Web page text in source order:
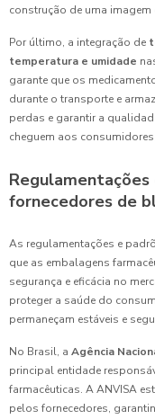
construção de uma
Por último, a integração de
temperatura e umidade
garante que os
durante o transporte e
perdas e garantir a
cheguem aos consumidores.
fornecedores de
As regulamentações e
que as embalagens
segurança e eficácia no
proteger a saúde do
permaneçam estáveis e
No Brasil, a Agência
principal entidade
farmacêuticas. A ANVISA
pelos fornecedores,